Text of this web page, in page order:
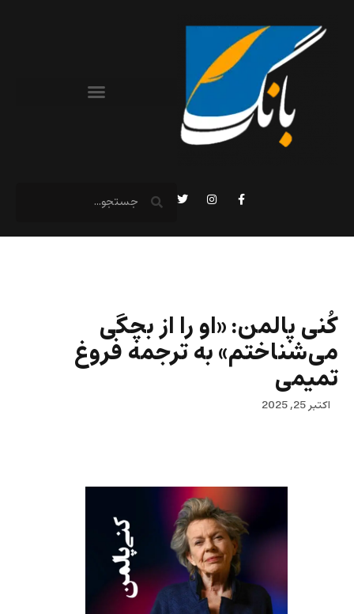
کُنی پالمن: «او را از بچگی
می‌شناختم» به ترجمه فروغ
تمیمی
اکتبر 25, 2025